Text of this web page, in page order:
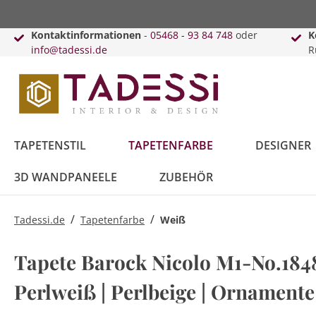
Kontaktinformationen - 05468 - 93 84 748 oder
info@tadessi.de
TAPETENSTIL TAPETENFARBE DESIGNER
3D WANDPANEELE ZUBEHÖR
Blätter
Kreise
Blau Braun
Daniel Hechter
Guido Maria
Kretschmer
Vorhänge Vorhangleisten
Tadessi.de / Tapetenfarbe / Weiß
Tapete Barock Nicolo M1-
Perlweiß | Perlbeige |